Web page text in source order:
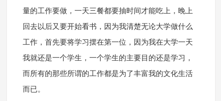
量的工作要做，一天三餐都要抽时间才能吃上，晚上
回去以后又要开始看书，因为我清楚无论大学做什么
工作，首先要将学习摆在第一位，因为我在大学一天
我就还是一个学生，一个学生的主要目的还是学习，
而所有的那些所谓的工作都是为了丰富我的文化生活
而已。